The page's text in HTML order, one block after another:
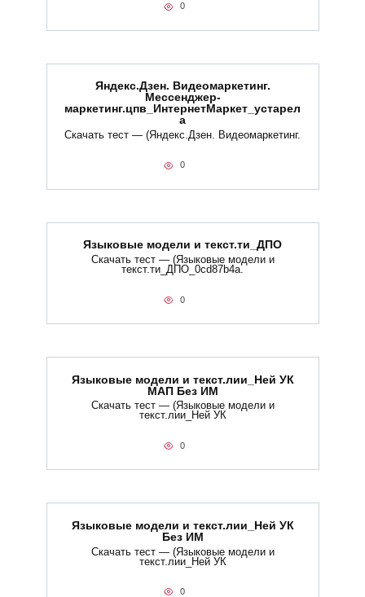
0
Яндекс.Дзен. Видеомаркетинг.
Мессенджер-
маркетинг.цпв_ИнтернетМаркет_устарел
а
Скачать тест — (Яндекс.Дзен. Видеомаркетинг.
0
Языковые модели и текст.ти_ДПО
Скачать тест — (Языковые модели и
текст.ти_ДПО_0cd87b4a.
0
Языковые модели и текст.лии_Ней УК
МАП Без ИМ
Скачать тест — (Языковые модели и
текст.лии_Ней УК
0
Языковые модели и текст.лии_Ней УК
Без ИМ
Скачать тест — (Языковые модели и
текст.лии_Ней УК
0